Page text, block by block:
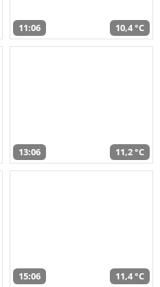
11:06 10,4 °C
13:06 11,2 °C
15:06 11,4 °C